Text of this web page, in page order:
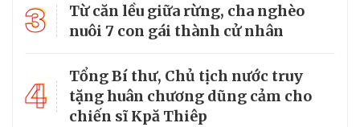
3
Từ căn lều giữa rừng, cha nghèo
nuôi 7 con gái thành cử nhân
4
Tổng Bí thư, Chủ tịch nước truy
tặng huân chương dũng cảm cho
chiến sĩ Kpă Thiêp